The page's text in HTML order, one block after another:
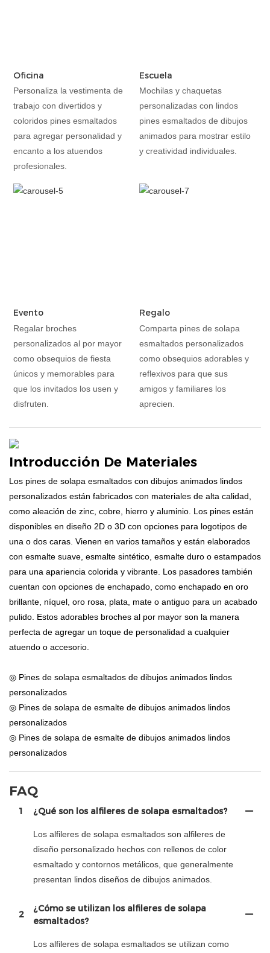
Oficina
Personaliza la vestimenta de
trabajo con divertidos y
coloridos pines esmaltados
para agregar personalidad y
encanto a los atuendos
profesionales.
Escuela
Mochilas y chaquetas
personalizadas con lindos
pines esmaltados de dibujos
animados para mostrar estilo
y creatividad individuales.
Evento
Regalar broches
personalizados al por mayor
como obsequios de fiesta
únicos y memorables para
que los invitados los usen y
disfruten.
Regalo
Comparta pines de solapa
esmaltados personalizados
como obsequios adorables y
reflexivos para que sus
amigos y familiares los
aprecien.
Introducción De Materiales
Los pines de solapa esmaltados con dibujos animados lindos
personalizados están fabricados con materiales de alta calidad,
como aleación de zinc, cobre, hierro y aluminio. Los pines están
disponibles en diseño 2D o 3D con opciones para logotipos de
una o dos caras. Vienen en varios tamaños y están elaborados
con esmalte suave, esmalte sintético, esmalte duro o estampados
para una apariencia colorida y vibrante. Los pasadores también
cuentan con opciones de enchapado, como enchapado en oro
brillante, níquel, oro rosa, plata, mate o antiguo para un acabado
pulido. Estos adorables broches al por mayor son la manera
perfecta de agregar un toque de personalidad a cualquier
atuendo o accesorio.
◎ Pines de solapa esmaltados de dibujos animados lindos
personalizados
◎ Pines de solapa de esmalte de dibujos animados lindos
personalizados
◎ Pines de solapa de esmalte de dibujos animados lindos
personalizados
FAQ
1 ¿Qué son los alfileres de solapa esmaltados?
Los alfileres de solapa esmaltados son alfileres de
diseño personalizado hechos con rellenos de color
esmaltado y contornos metálicos, que generalmente
presentan lindos diseños de dibujos animados.
2
¿Cómo se utilizan los alfileres de solapa
esmaltados?
Los alfileres de solapa esmaltados se utilizan como